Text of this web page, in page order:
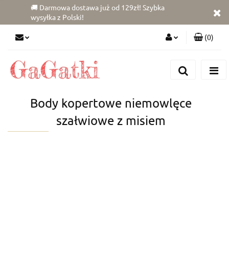
🚚 Darmowa dostawa już od 129zł! Szybka
wysyłka z Polski!
Zgody cookies
(0)
Body kopertowe niemowlęce
szałwiowe z misiem